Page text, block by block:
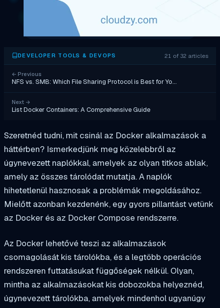
DEVELOPER TOOLS & DEVOPS 21 of 32 articles
← Previous
NFS vs. SMB: Which File Sharing Protocol is Best for Yo…
Next →
List Docker Containers: A Comprehensive Guide
Szeretnéd tudni, mit csinál az Docker alkalmazások a
háttérben? Ismerkedjünk meg közelebbről az
úgynevezett naplókkal, amelyek az olyan titkos ablak,
amely az összes tárolódat mutatja. A naplók
hihetetlenül hasznosak a problémák megoldásához.
Mielőtt azonban kezdenénk, egy gyors pillantást vetünk
az Docker és az Docker Compose rendszerre.
Az Docker lehetővé teszi az alkalmazások
csomagolását kis tárolókba, és a legtöbb operációs
rendszeren futtatásukat függőségek nélkül. Olyan,
mintha az alkalmazásokat kis dobozokba helyeznéd,
úgynevezett tárolókba, amelyek mindenhol ugyanúgy